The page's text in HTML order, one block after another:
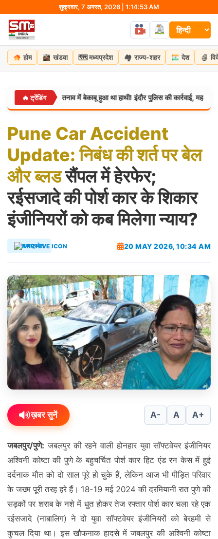
content
शुक्रवार, 7 अगस्त, 2026 | 1:14:55 AM
होम खंडवा 🗺️ मध्यप्रदेश 🏘️ राज्य-शहर देश
🔥 ट्रेंडिंग
के तनाव में बेकाबू हुआ था हाथी! इंदौर पुलिस की कार्रवाई, महावत गिरफ्तार
Pune Car Accident
Update: निबंधकीशर्तपरबेल
औरब्लडसैंपल में हेरफेर;
रईसजादे की पोर्श कार के शिकार
इंजीनियरों को कब मिलेगा न्याय?
मध्यप्रदेश 20 MAY 2026, 10:34 AM
ख़बर सुनें A- A A+
जबलपुर/पुणे: जबलपुर की रहने वाली होनहार युवा सॉफ्टवेयर इंजीनियर
अश्विनी कोष्टा की पुणे के बहुचर्चित पोर्श कार हिट एंड रन केस में हुई
दर्दनाक मौत को दो साल पूरे हो चुके हैं, लेकिन आज भी पीड़ित परिवार
के जख्म पूरी तरह हरे हैं। 18-19 मई 2024 की दरमियानी रात पुणे की
सड़कों पर शराब के नशे में धुत होकर तेज रफ्तार पोर्श कार चला रहे एक
रईसजादे (नाबालिग) ने दो युवा सॉफ्टवेयर इंजीनियरों को बेरहमी से
कुचल दिया था। इस खौफनाक हादसे में जबलपुर की अश्विनी कोष्टा